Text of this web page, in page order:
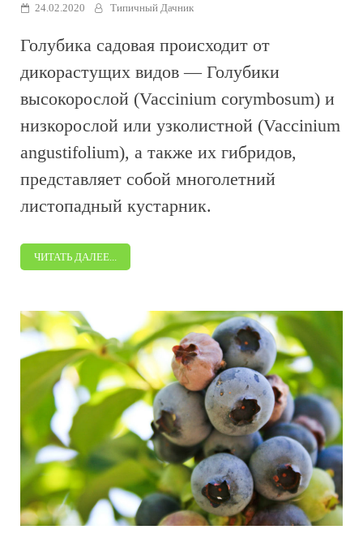
24.02.2020 Типичный Дачник
Голубика садовая происходит от
дикорастущих видов — Голубики
высокорослой (Vaccinium corymbosum) и
низкорослой или узколистной (Vaccinium
angustifolium), а также их гибридов,
представляет собой многолетний
листопадный кустарник.
ЧИТАТЬ ДАЛЕЕ...